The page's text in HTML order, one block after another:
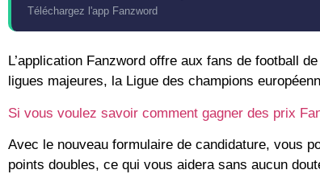
Téléchargez l'app Fanzword
L’application Fanzword offre aux fans de football
ligues majeures, la Ligue des champions
Si vous voulez savoir comment gagner des prix
Avec le nouveau formulaire de candidature, vous
points doubles, ce qui vous aidera sans aucun